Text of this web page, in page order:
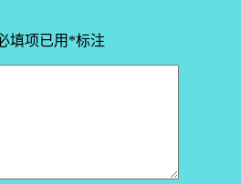
填项已用 *标注